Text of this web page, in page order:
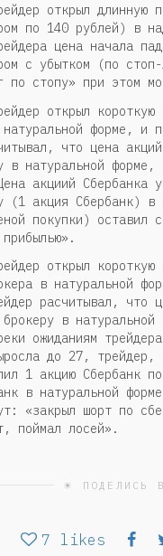
открыл длинную
по 140 рублей) в
цена начала
с убытком (по
по стопу» при этом
открыл
форме, и
что цена
в натуральной
акциий
(1 акция Сбербанк) в
покупки) оставил
открыл
в натуральной
расчитывал, что
брокеру в
ожиданиям
до 27, трейдер,
1 акцию Сбербанк
в натуральной
«закрыл шорт по
поймал лосей».
☀ ПОДЕЛИСЬ
7 likes